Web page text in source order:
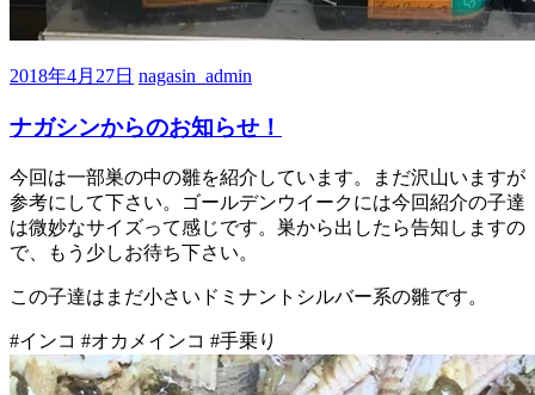
2018年4月27日 nagasin_admin
ナガシンからのお知らせ！
今回は一部巣の中の雛を紹介しています。まだ沢山いますが
参考にして下さい。ゴールデンウイークには今回紹介の子達
は微妙なサイズって感じです。巣から出したら告知しますの
で、もう少しお待ち下さい。
この子達はまだ小さいドミナントシルバー系の雛です。
#インコ #オカメインコ #手乗り